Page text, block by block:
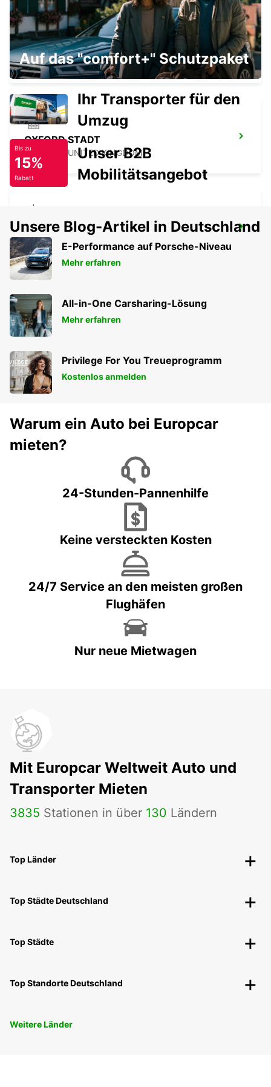
SOUTHAMPTON FLUGHAFEN
SOUTHAMPTON - UNITED KINGDOM
OXFORD STADT
OXFORD - UNITED KINGDOM
BASINGSTOKE STADT
BASINGSTOKE - UNITED KINGDOM
Auf das "comfort+" Schutzpaket
Ihr Transporter für den
Umzug
Bis zu
15%
Rabatt
Unser B2B
Mobilitätsangebot
Unsere Blog-Artikel in Deutschland
E-Performance auf Porsche-Niveau
Mehr erfahren
All-in-One Carsharing-Lösung
Mehr erfahren
Privilege For You Treueprogramm
Kostenlos anmelden
Warum ein Auto bei Europcar
mieten?
24-Stunden-Pannenhilfe
Keine versteckten Kosten
24/7 Service an den meisten großen
Flughäfen
Nur neue Mietwagen
Mit Europcar Weltweit Auto und
Transporter Mieten
3835 Stationen in über 130 Ländern
Top Länder
Top Städte Deutschland
Top Städte
Top Standorte Deutschland
Weitere Länder